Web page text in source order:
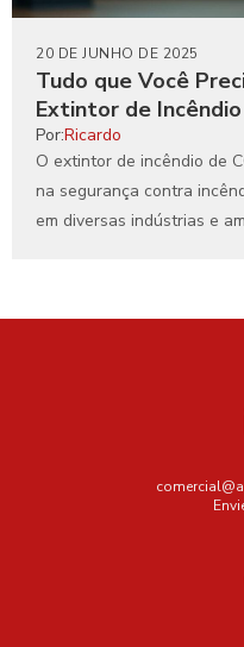
Tudo que Você
Extintor de
20 DE JUNHO DE 2025
Por:Ricardo
O extintor de incêndio de
na segurança contra
em diversas indústrias e